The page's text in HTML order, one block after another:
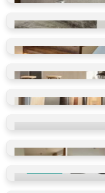
Ano, olepujeme i zdi
Ano, olepujeme i zdi
Vidět, cítit, vybrat
Výběr dle místností
Ověřeno spokojenými
Příběhy našich klientů